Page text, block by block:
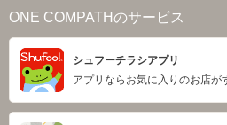
ONE COMPATHのサービス
シュフーチラシアプリ
アプリならお気に入りのお店が